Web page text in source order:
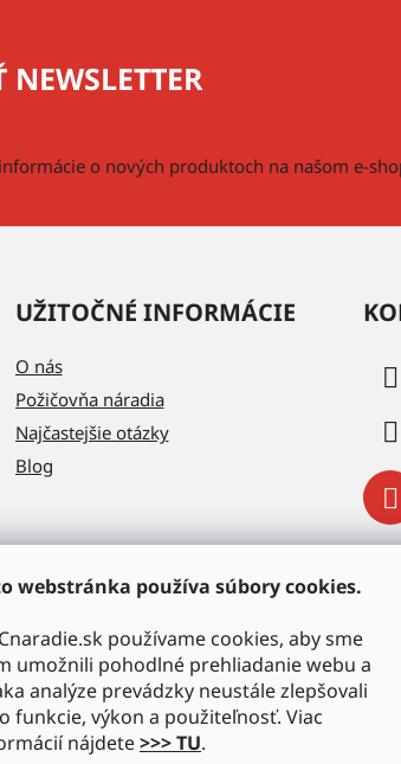
webstránka používa súbory cookies.
používame cookies, aby sme
umožnili pohodlné prehliadanie webu a
analýze prevádzky neustále zlepšovali
funkcie, výkon a použiteľnosť. Viac
nájdete>>> TU.
NEWSLETTER
o nových produktoch na našom e-
UŽITOČNÉ INFORMÁCIE
O nás
Požičovňa náradia
Najčastejšie otázky
Blog